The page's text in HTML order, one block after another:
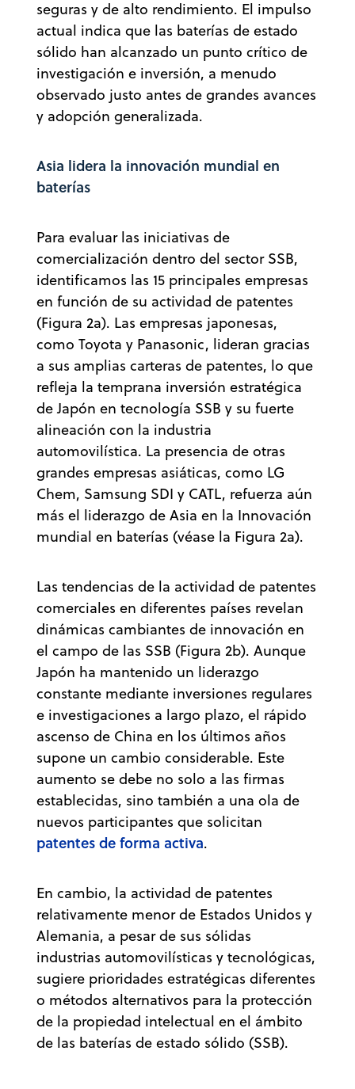
seguras y de alto rendimiento. El impulso
actual indica que las baterías de estado
sólido han alcanzado un punto crítico de
investigación e inversión, a menudo
observado justo antes de grandes avances
y adopción generalizada.
Asia lidera la innovación mundial en
baterías
Para evaluar las iniciativas de
comercialización dentro del sector SSB,
identificamos las 15 principales empresas
en función de su actividad de patentes
(Figura 2a). Las empresas japonesas,
como Toyota y Panasonic, lideran gracias
a sus amplias carteras de patentes, lo que
refleja la temprana inversión estratégica
de Japón en tecnología SSB y su fuerte
alineación con la industria
automovilística. La presencia de otras
grandes empresas asiáticas, como LG
Chem, Samsung SDI y CATL, refuerza aún
más el liderazgo de Asia en la Innovación
mundial en baterías (véase la Figura 2a).
Las tendencias de la actividad de patentes
comerciales en diferentes países revelan
dinámicas cambiantes de innovación en
el campo de las SSB (Figura 2b). Aunque
Japón ha mantenido un liderazgo
constante mediante inversiones regulares
e investigaciones a largo plazo, el rápido
ascenso de China en los últimos años
supone un cambio considerable. Este
aumento se debe no solo a las firmas
establecidas, sino también a una ola de
nuevos participantes que solicitan
patentes de forma activa.
En cambio, la actividad de patentes
relativamente menor de Estados Unidos y
Alemania, a pesar de sus sólidas
industrias automovilísticas y tecnológicas,
sugiere prioridades estratégicas diferentes
o métodos alternativos para la protección
de la propiedad intelectual en el ámbito
de las baterías de estado sólido (SSB).